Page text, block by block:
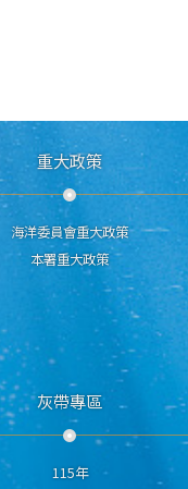
重大政策
海洋委員會重大政策
本署重大政策
灰帶專區
115年